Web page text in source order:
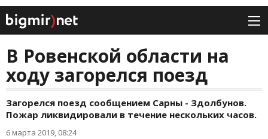
В Ровенской области на
ходу загорелся поезд
Загорелся поезд сообщением Сарны - Здолбунов.
Пожар ликвидировали в течение нескольких часов.
6 марта 2019, 08:24